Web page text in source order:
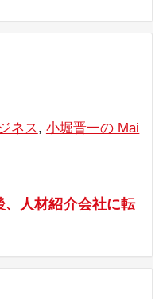
ネス , 小堀晋一の Mai
、人材紹介会社に転